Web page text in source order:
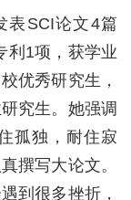
表SCI论文4篇
利1项，获学业
优秀研究生，
究生。她强调
孤独，耐住寂
撰写大论文。
到很多挫折，